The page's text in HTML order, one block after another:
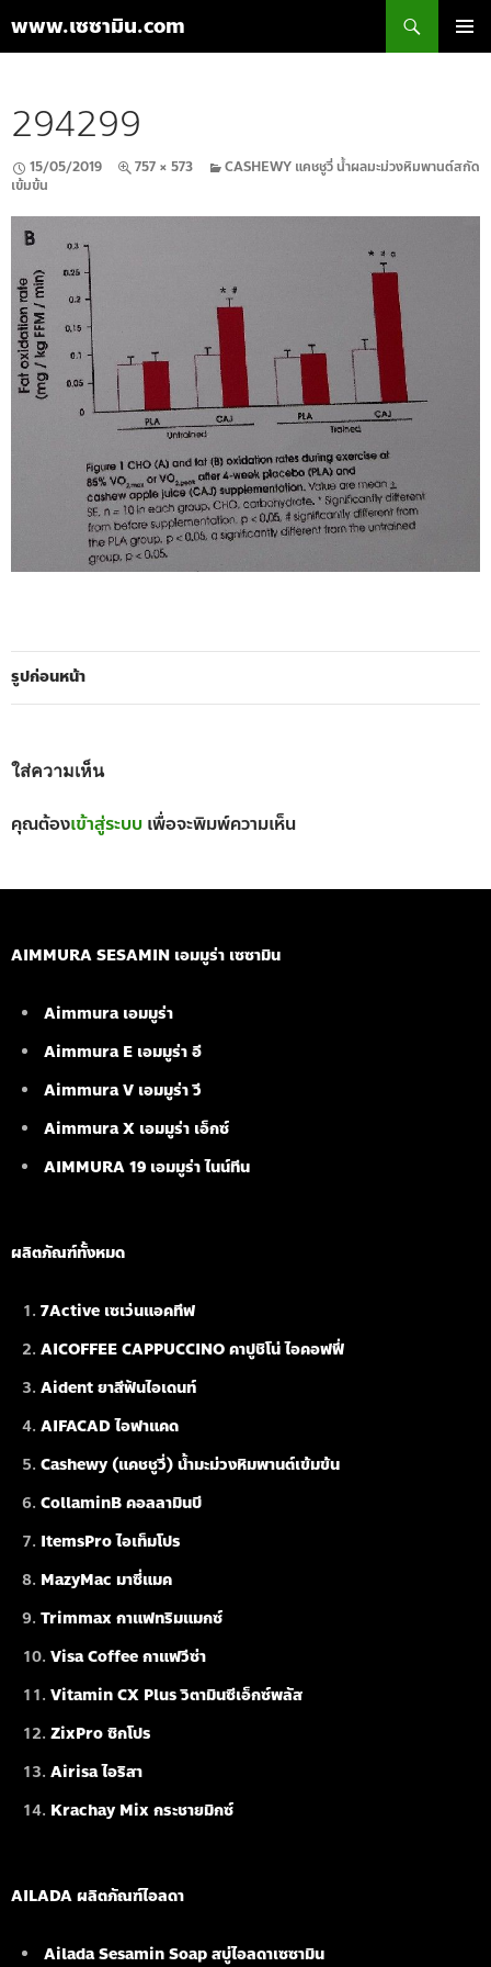
www.เซซามิน.com
เนื้อหา
294299
15/05/2019 757 × 573
CASHEWY แคชชูวี่ น้ำผลมะม่วงหิมพานต์สกัด
เข้มข้น
รูปก่อนหน้า
ใส่ความเห็น
คุณต้องเข้าสู่ระบบ เพื่อจะพิมพ์ความเห็น
AIMMURA SESAMIN เอมมูร่า เซซามิน
Aimmura เอมมูร่า
Aimmura E เอมมูร่า อี
Aimmura V เอมมูร่า วี
Aimmura X เอมมูร่า เอ็กซ์
AIMMURA 19 เอมมูร่า ไนน์ทีน
ผลิตภัณฑ์ทั้งหมด
7Active เซเว่นแอคทีฟ
AICOFFEE CAPPUCCINO คาปูชิโน่ ไอคอฟฟี่
Aident ยาสีฟันไอเดนท์
AIFACAD ไอฟาแคด
Cashewy (แคชชูวี่) น้ำมะม่วงหิมพานต์เข้มข้น
CollaminB คอลลามินบี
ItemsPro ไอเท็มโปร
MazyMac มาซี่แมค
Trimmax กาแฟทริมแมกซ์
Visa Coffee กาแฟวีซ่า
Vitamin CX Plus วิตามินซีเอ็กซ์พลัส
ZixPro ซิกโปร
Airisa ไอริสา
Krachay Mix กระชายมิกซ์
AILADA ผลิตภัณฑ์ไอลดา
Ailada Sesamin Soapสบู่ไอลดาเซซามิน